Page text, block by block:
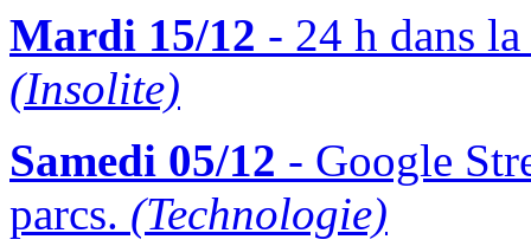
Mardi 15/12 - 24 h dans
(Insolite)
Samedi 05/12 - Google
parcs. (Technologie)